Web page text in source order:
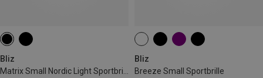
Bliz
Bliz
Breeze Small Sportbrille